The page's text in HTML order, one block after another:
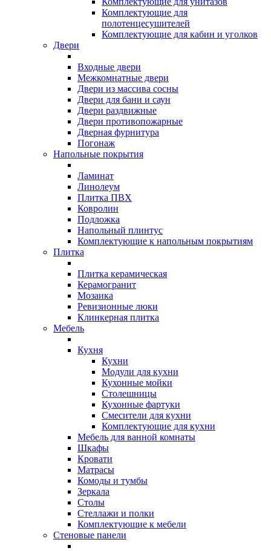
Комплектующие для
полотенцесушителей
Комплектующие для кабин и уголков
Двери
Входные двери
Межкомнатные двери
Двери из массива сосны
Двери для бани и саун
Двери раздвижные
Двери противопожарные
Дверная фурнитура
Погонаж
Напольные покрытия
Ламинат
Линолеум
Плитка ПВХ
Ковролин
Подложка
Напольный плинтус
Комплектующие к напольным покрытиям
Плитка
Плитка керамическая
Керамогранит
Мозаика
Ревизионные люки
Клинкерная плитка
Мебель
Кухня
Кухни
Модули для кухни
Кухонные мойки
Столешницы
Кухонные фартуки
Смесители для кухни
Комплектующие для кухни
Мебель для ванной комнаты
Шкафы
Кровати
Матрасы
Комоды и тумбы
Зеркала
Столы
Стеллажи и полки
Комплектующие к мебели
Стеновые панели